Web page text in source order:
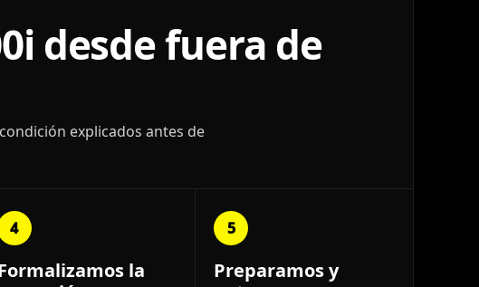
desde fuera de
explicados antes de
4
la
5
Preparamos y